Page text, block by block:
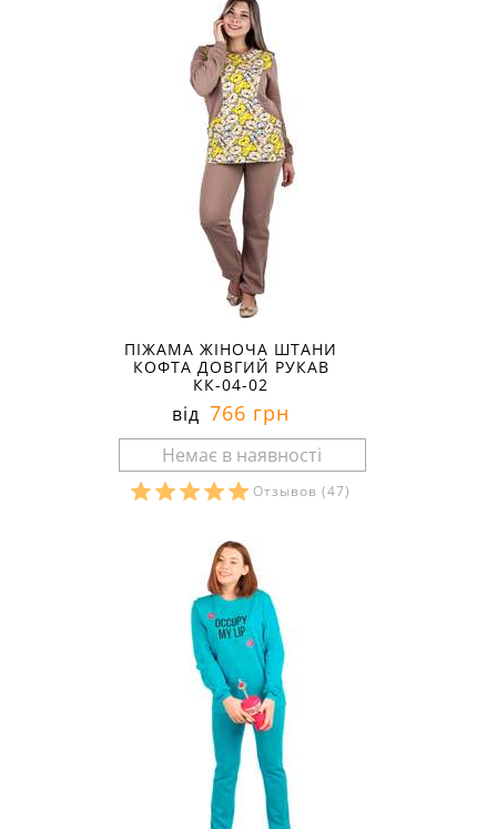
ПІЖАМА ЖІНОЧА ШТАНИ
КОФТА ДОВГИЙ РУКАВ
КК-04-02
від 766 грн
Отзывов (47)